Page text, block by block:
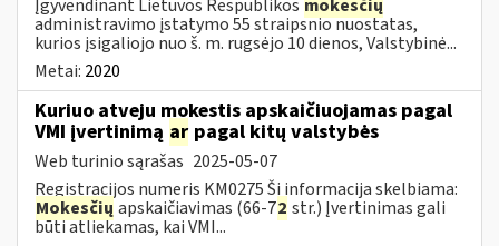
Įgyvendinant Lietuvos Respublikos mokesčių
administravimo įstatymo 55 straipsnio nuostatas,
kurios įsigaliojo nuo š. m. rugsėjo 10 dienos, Valstybinė...
Metai: 2020
Kuriuo atveju mokestis apskaičiuojamas pagal
VMI įvertinimą ar pagal kitų valstybės
Web turinio sąrašas 2025-05-07
Registracijos numeris KM0275 Ši informacija skelbiama:
Mokesčių apskaičiavimas (66-72 str.) Įvertinimas gali
būti atliekamas, kai VMI...